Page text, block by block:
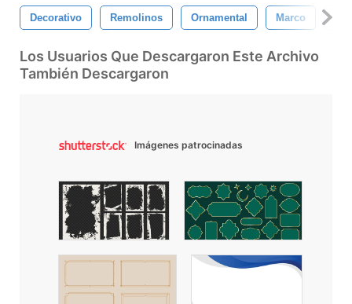
Decorativo Remolinos Ornamental Marco
Los Usuarios Que Descargaron Este Archivo
También Descargaron
Imágenes patrocinadas